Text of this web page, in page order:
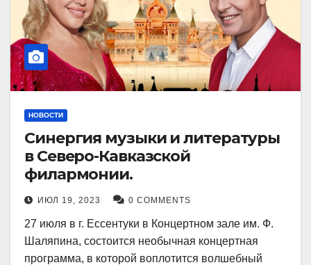
НОВОСТИ
Синергия музыки и литературы
в Северо-Кавказской
филармонии.
ИЮЛ 19, 2023 0 COMMENTS
27 июля в г. Ессентуки в Концертном зале им. Ф.
Шаляпина, состоится необычная концертная
программа, в которой воплотится волшебный